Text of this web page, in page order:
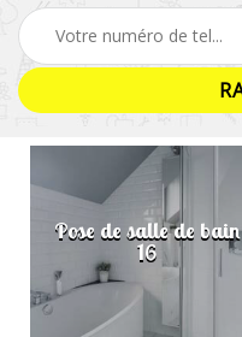
Pose de salle de bain
16